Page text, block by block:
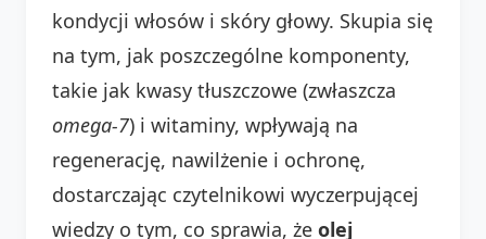
kondycji włosów i skóry głowy. Skupia się
na tym, jak poszczególne komponenty,
takie jak kwasy tłuszczowe (zwłaszcza
omega-7) i witaminy, wpływają na
regenerację, nawilżenie i ochronę,
dostarczając czytelnikowi wyczerpującej
wiedzy o tym, co sprawia, że olej